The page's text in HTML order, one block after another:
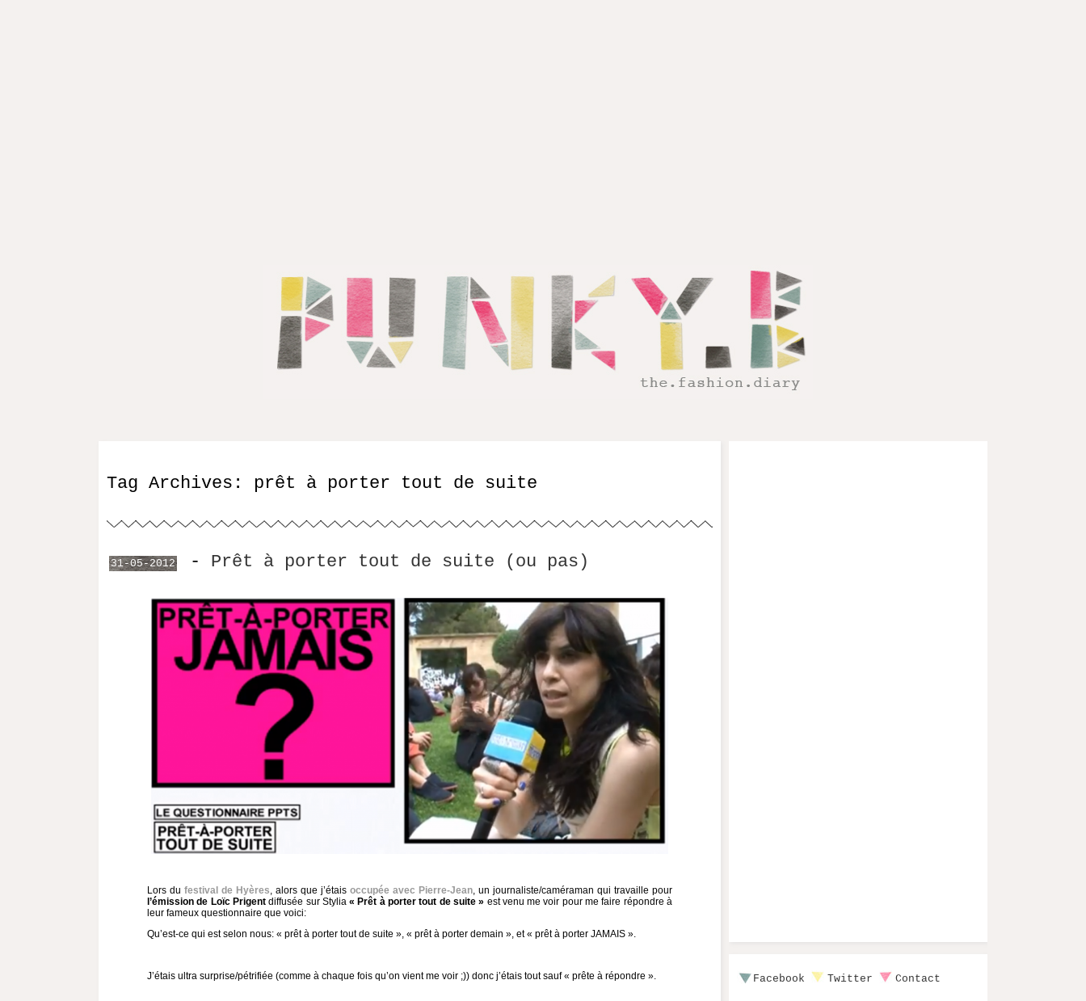
Tag Archives: prêt à porter tout de suite
31-05-2012 - Prêt à porter tout de suite (ou pas)
Lors du festival de Hyères, alors que j’étais occupée avec Pierre-Jean, un journaliste/caméraman qui travaille pour
l’émission de Loïc Prigentdiffusée sur Stylia« Prêt à porter tout de suite » est venu me voir pour me faire répondre à
leur fameux questionnaire que voici:
Qu’est-ce qui est selon nous: « prêt à porter tout de suite », « prêt à porter demain », et « prêt à porter JAMAIS ».
J’étais ultra surprise/pétrifiée (comme à chaque fois qu’on vient me voir ;)) donc j’étais tout sauf « prête à répondre ». Facebook Twitter Contact